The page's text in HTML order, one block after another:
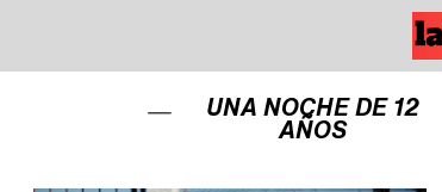
UNA NOCHE DE 12
AÑOS